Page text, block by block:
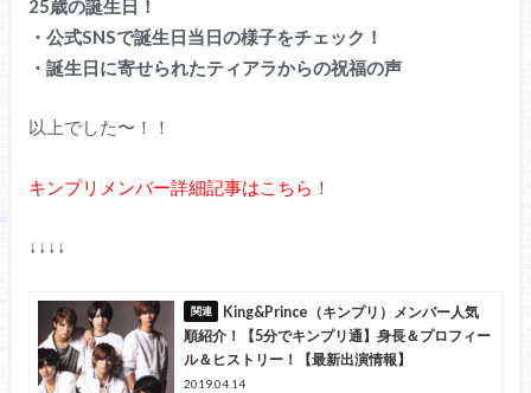
25歳の誕生日！
・公式SNSで誕生日当日の様子をチェック！
・誕生日に寄せられたティアラからの祝福の声
以上でした〜！！
キンプリメンバー詳細記事はこちら！
↓↓↓↓
King&Prince（キンプリ）メンバー人気
順紹介！【5分でキンプリ通】身長＆プロフィー
ル＆ヒストリー！【最新出演情報】
2019.04.14